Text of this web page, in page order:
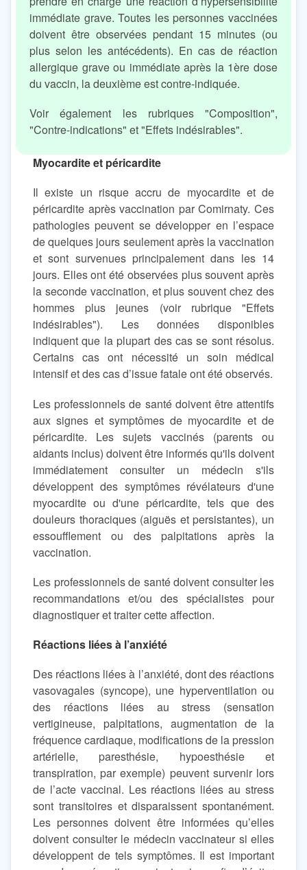
immédiate grave. Toutes les personnes vaccinées
doivent être observées pendant 15 minutes (ou
plus selon les antécédents). En cas de réaction
allergique grave ou immédiate après la 1ère dose
du vaccin, la deuxième est contre-indiquée.
Voir également les rubriques "Composition",
"Contre-indications" et "Effets indésirables".
Myocardite et péricardite
Il existe un risque accru de myocardite et de
péricardite après vaccination par Comirnaty. Ces
pathologies peuvent se développer en l’espace
de quelques jours seulement après la vaccination
et sont survenues principalement dans les 14
jours. Elles ont été observées plus souvent après
la seconde vaccination, et plus souvent chez des
hommes plus jeunes (voir rubrique "Effets
indésirables"). Les données disponibles
indiquent que la plupart des cas se sont résolus.
Certains cas ont nécessité un soin médical
intensif et des cas d’issue fatale ont été observés.
Les professionnels de santé doivent être attentifs
aux signes et symptômes de myocardite et de
péricardite. Les sujets vaccinés (parents ou
aidants inclus) doivent être informés qu'ils doivent
immédiatement consulter un médecin s'ils
développent des symptômes révélateurs d'une
myocardite ou d'une péricardite, tels que des
douleurs thoraciques (aiguës et persistantes), un
essoufflement ou des palpitations après la
vaccination.
Les professionnels de santé doivent consulter les
recommandations et/ou des spécialistes pour
diagnostiquer et traiter cette affection.
Réactions liées à l’anxiété
Des réactions liées à l’anxiété, dont des réactions
vasovagales (syncope), une hyperventilation ou
des réactions liées au stress (sensation
vertigineuse, palpitations, augmentation de la
fréquence cardiaque, modifications de la pression
artérielle, paresthésie, hypoesthésie et
transpiration, par exemple) peuvent survenir lors
de l’acte vaccinal. Les réactions liées au stress
sont transitoires et disparaissent spontanément.
Les personnes doivent être informées qu’elles
doivent consulter le médecin vaccinateur si elles
développent de tels symptômes. Il est important